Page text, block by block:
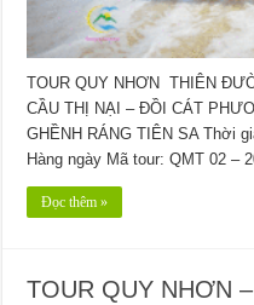
TOUR QUY NHƠN THIÊN
CẦU THỊ NẠI – ĐỒI CÁT
GHỀNH RÁNG TIÊN SA Thời
Hàng ngày Mã tour: QMT 02 –
Đọc thêm »
TOUR QUY NHƠN